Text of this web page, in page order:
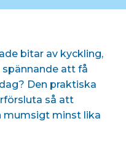
bitar av kyckling,
att få
Den praktiska
så att
mumsigt minst lika